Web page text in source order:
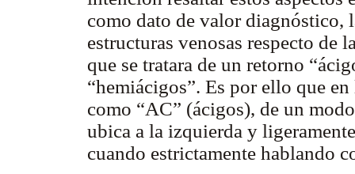
como dato de valor
estructuras venosas respecto de
que se tratara de un retorno
“hemiácigos”. Es por ello que
como “AC” (ácigos), de un
ubica a la izquierda y
cuando estrictamente hablando